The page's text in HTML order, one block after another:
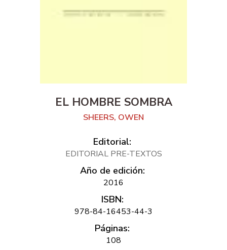
EL HOMBRE SOMBRA
SHEERS, OWEN
Editorial:
EDITORIAL PRE-TEXTOS
Año de edición:
2016
ISBN:
978-84-16453-44-3
Páginas:
108